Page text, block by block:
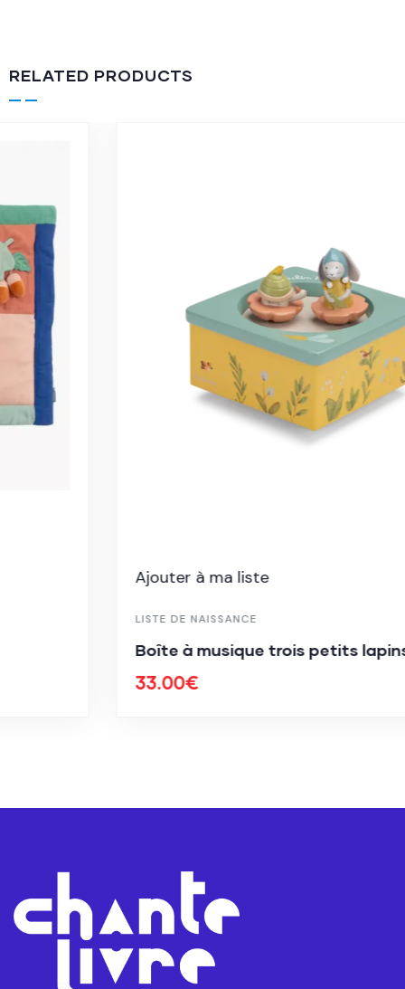
RELATED PRODUCTS
Ajouter à ma liste
LISTE DE NAISSANCE
Boîte à musique trois petits lapins